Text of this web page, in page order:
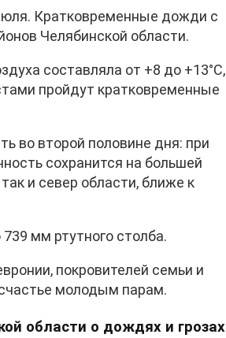
Кратковременные дожди с
Челябинской области.
составляла от +8 до +13°C,
пройдут кратковременные
во второй половине дня: при
сохранится на большей
и север области, ближе к
мм ртутного столба.
покровителей семьи и
молодым парам.
области о дождях и грозах